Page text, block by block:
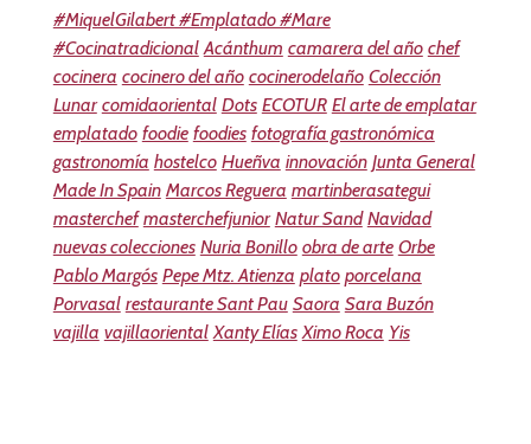
#MiquelGilabert #Emplatado #Mare
#Cocinatradicional Acánthum camarera del año chef
cocinera cocinero del año cocinerodelaño Colección
Lunar comidaoriental Dots ECOTUR El arte de emplatar
emplatado foodie foodies fotografía gastronómica
gastronomía hostelco Hueñva innovación Junta General
Made In Spain Marcos Reguera martinberasategui
masterchef masterchefjunior Natur Sand Navidad
nuevas colecciones Nuria Bonillo obra de arte Orbe
Pablo Margós Pepe Mtz. Atienza plato porcelana
Porvasal restaurante Sant Pau Saora Sara Buzón
vajilla vajillaoriental Xanty Elías Ximo Roca Yis